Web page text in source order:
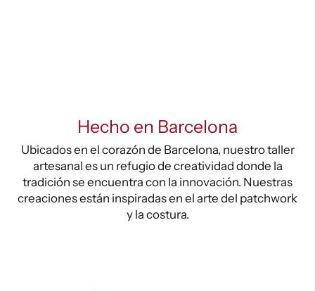
Hecho en Barcelona
Ubicados en el corazón de Barcelona, nuestro taller
artesanal es un refugio de creatividad donde la
tradición se encuentra con la innovación. Nuestras
creaciones están inspiradas en el arte del patchwork
y la costura.